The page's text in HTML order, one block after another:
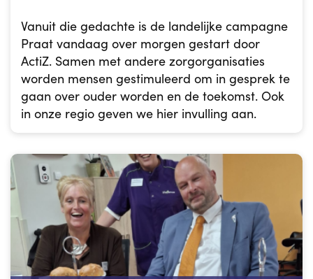
Vanuit die gedachte is de landelijke campagne
Praat vandaag over morgen gestart door
ActiZ. Samen met andere zorgorganisaties
worden mensen gestimuleerd om in gesprek te
gaan over ouder worden en de toekomst. Ook
in onze regio geven we hier invulling aan.